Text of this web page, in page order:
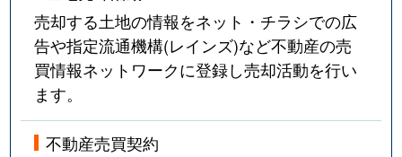
売却する土地の情報をネット・チラシでの広
告や指定流通機構(レインズ)など不動産の売
買情報ネットワークに登録し売却活動を行い
ます。
不動産売買契約